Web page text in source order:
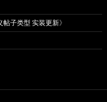
帖子类型 实装更新》